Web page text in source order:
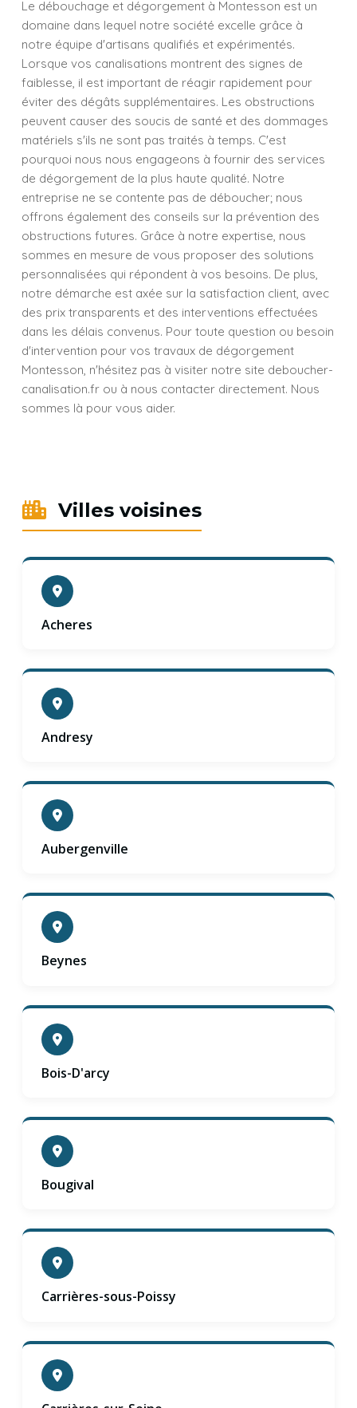
Le débouchage et dégorgement à Montesson est un
domaine dans lequel notre société excelle grâce à
notre équipe d'artisans qualifiés et expérimentés.
Lorsque vos canalisations montrent des signes de
faiblesse, il est important de réagir rapidement pour
éviter des dégâts supplémentaires. Les obstructions
peuvent causer des soucis de santé et des dommages
matériels s'ils ne sont pas traités à temps. C'est
pourquoi nous nous engageons à fournir des services
de dégorgement de la plus haute qualité. Notre
entreprise ne se contente pas de déboucher; nous
offrons également des conseils sur la prévention des
obstructions futures. Grâce à notre expertise, nous
sommes en mesure de vous proposer des solutions
personnalisées qui répondent à vos besoins. De plus,
notre démarche est axée sur la satisfaction client, avec
des prix transparents et des interventions effectuées
dans les délais convenus. Pour toute question ou besoin
d'intervention pour vos travaux de dégorgement
Montesson, n'hésitez pas à visiter notre site deboucher-
canalisation.fr ou à nous contacter directement. Nous
sommes là pour vous aider.
Villes voisines
Acheres
Andresy
Aubergenville
Beynes
Bois-D'arcy
Bougival
Carrières-sous-Poissy